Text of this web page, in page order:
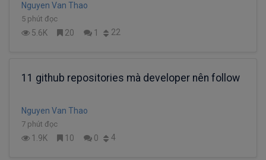
Nguyen Van Thao
5 phút đọc
5.6K 20 1 22
11 github repositories mà developer nên follow
Nguyen Van Thao
7 phút đọc
1.9K 10 0 4